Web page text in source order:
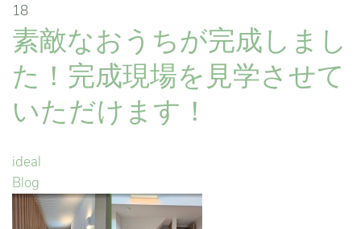
18
素敵なおうちが完成しまし
た！完成現場を見学させて
いただけます！
ideal
Blog